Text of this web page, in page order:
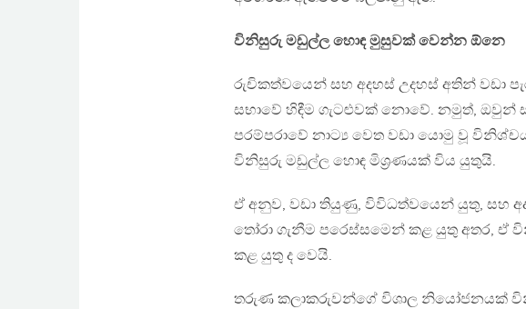
විනිසුරු මඩුල්ල හොඳ මුසුවක් වෙන්න ඕනෙ
රුචිකත්වයෙන් සහ අදහස් උදහස් අතින් වඩා
සභාවේ හිඳීම ගැටළුවක් නොවේ. නමුත්, ඔවුන්
පරම්පරාවේ නාට්‍ය වෙත වඩා යොමු වූ
විනිසුරු මඩුල්ල හොඳ මිශ‍්‍රණයක් විය යුතුයි.
ඒ අනුව, වඩා තියුණු, විවිධත්වයෙන් යුතු, සහ
තෝරා ගැනීම පරෙස්සමෙන් කළ යුතු අතර, ඒ
කළ යුතු ද වෙයි.
තරුණ කලාකරුවන්ගේ විශාල නියෝජනයක්